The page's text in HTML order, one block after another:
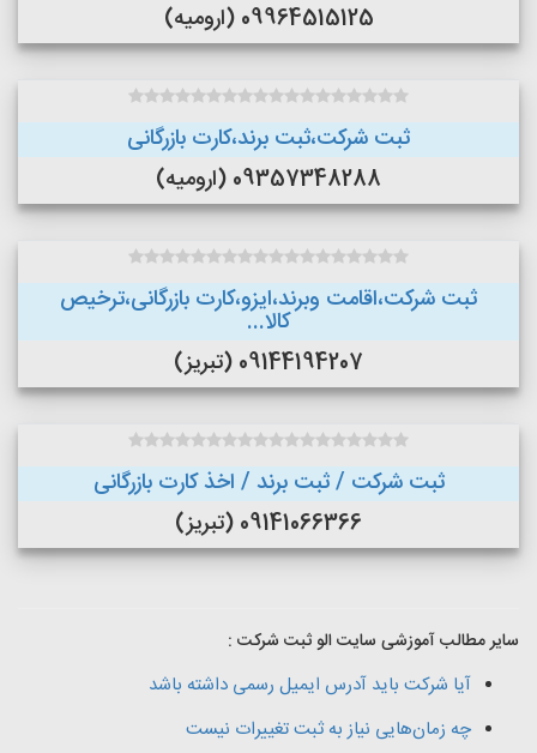
09964515125 (ارومیه)
ثبت شرکت،ثبت برند،کارت بازرگانی
09357348288 (ارومیه)
ثبت شرکت،اقامت وبرند،ایزو،کارت بازرگانی،ترخیص
کالا...
09144194207 (تبریز)
ثبت شرکت / ثبت برند / اخذ کارت بازرگانی
09141066366 (تبریز)
سایر مطالب آموزشی سایت الو ثبت شرکت :
آیا شرکت باید آدرس ایمیل رسمی داشته باشد
چه زمان‌هایی نیاز به ثبت تغییرات نیست